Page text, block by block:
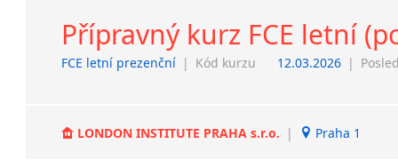
Přípravný kurz FCE letní
FCE letní prezenční | Kód kurzu 12.03.2026 |
LONDON INSTITUTE PRAHA s.r.o. | Praha 1